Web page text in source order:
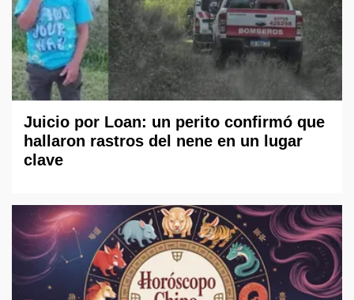
Juicio por Loan: un perito confirmó que
hallaron rastros del nene en un lugar
clave